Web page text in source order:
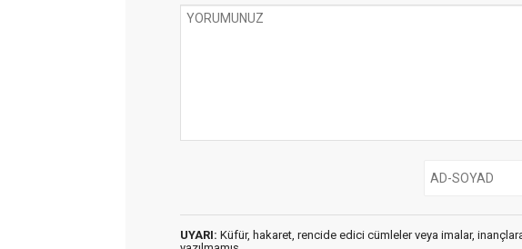
UYARI: Küfür, hakaret, rencide edici cümleler veya imalar,